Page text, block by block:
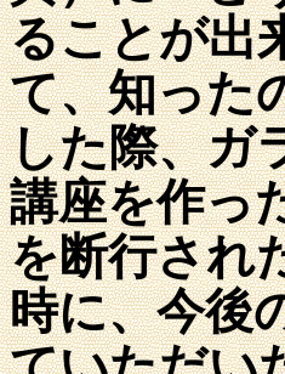
ることが出
て、知った
した際、ガ
講座を作っ
を断行され
時に、今後